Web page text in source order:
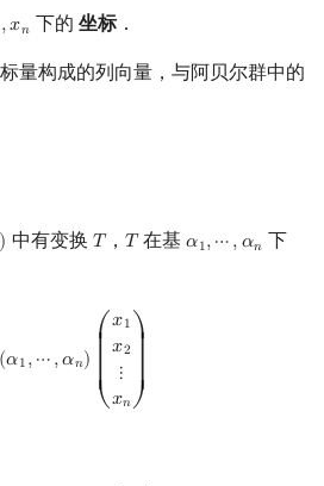
,𝑥𝑛
xn 下的 坐标．
量构成的列向量，与阿贝尔群中的
) 中有变换 𝑇
T， 𝑇
T 在基𝛼1,⋯,𝛼𝑛
α1,⋯ ,αn 下
(𝛼1,⋯,𝛼𝑛)
⎛⎜
⎜ ⎜
⎝
𝑥1
𝑥2
⋮
𝑥𝑛
⎞⎟
⎟
⎟
⎠
2⋮x n